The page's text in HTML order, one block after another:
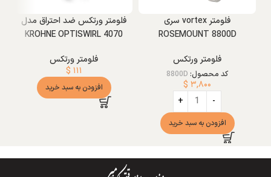
فلومتر vortex سری
ROSEMOUNT 8800D
فلومتر ورتکس
کد محصول: 8800D
$ ۳,۸۰۰
افزودن به سبد خرید
فلومتر ورتکس ضد احتراق مدل
KROHNE OPTISWIRL 4070
فلومتر ورتکس
$ ۱۱۱
افزودن به سبد خرید